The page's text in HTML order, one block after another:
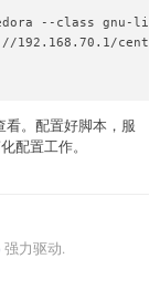
--class gnu-
192.168.70.1/
看。配置好脚本，服
配置工作。
强力驱动.